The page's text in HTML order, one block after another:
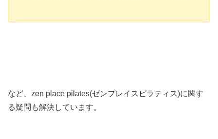
など、zen place pilates(ゼンプレイスピラティス)に関す
る疑問も解決しています。